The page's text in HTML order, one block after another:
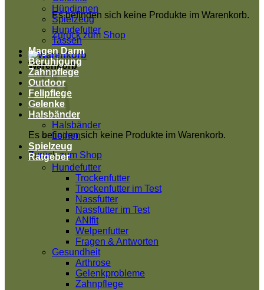
Es befinden sich keine Produkte im Warenkorb.
Zurück zum Shop
Warenkorb
Es befinden sich keine Produkte im Warenkorb.
Zurück zum Shop
Hündinnen
Spielzeug
Hundefutter
Tassen
Magen Darm
Beruhigung
Zahnpflege
Outdoor
Fellpflege
Gelenke
Halsbänder
Halsbänder
Leinen
Spielzeug
Ratgeber
Hundefutter
Trockenfutter
Trockenfutter im Test
Nassfutter
Nassfutter im Test
ANIfit
Welpenfutter
Fragen & Antworten
Gesundheit
Arthrose
Gelenkprobleme
Zahnpflege